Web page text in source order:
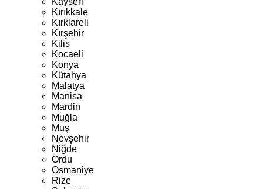
Kırıkkale
Kırklareli
Kırşehir
Kilis
Kocaeli
Konya
Kütahya
Malatya
Manisa
Mardin
Muğla
Muş
Nevşehir
Niğde
Ordu
Osmaniye
Rize